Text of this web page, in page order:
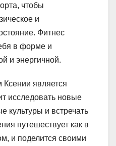
чтобы
и
Фитнес
в форме и
и энергичной.
является
исследовать новые
культуры и встречать
путешествует как в
и поделится своими